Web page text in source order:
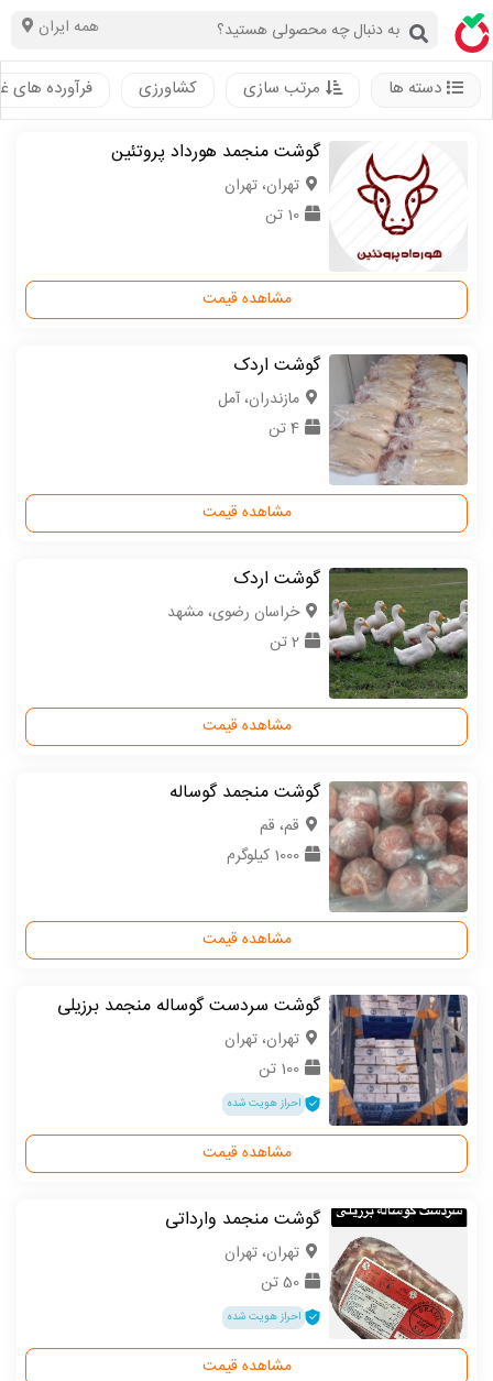
همه ایران
دسته ها مرتب سازی کشاورزی فرآورده های
گوشت منجمد هورداد پروتئین
تهران، تهران
10 تن
مشاهده قیمت
گوشت اردک
مازندران، آمل
4 تن
مشاهده قیمت
گوشت اردک
خراسان رضوی، مشهد
2 تن
مشاهده قیمت
گوشت منجمد گوساله
قم، قم
1000 کیلوگرم
مشاهده قیمت
گوشت سردست گوساله منجمد برزیلی
تهران، تهران
100 تن
احراز هویت شده
مشاهده قیمت
گوشت منجمد وارداتی
تهران، تهران
50 تن
احراز هویت شده
مشاهده قیمت